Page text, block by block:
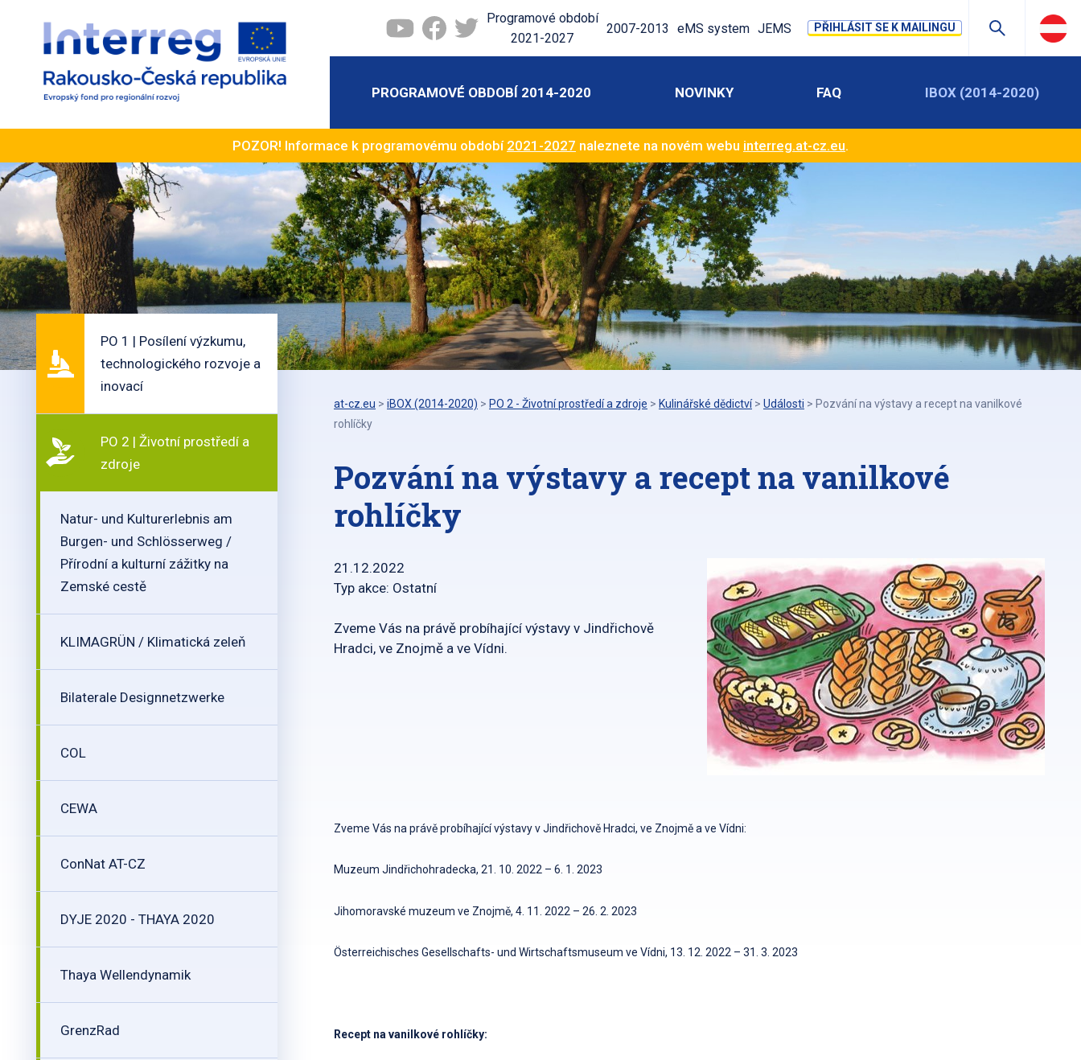
Programové období
2021-2027
2007-2013 eMS system JEMS PŘIHLÁSIT SE K MAILINGU
PROGRAMOVÉ OBDOBÍ 2014-2020 NOVINKY FAQ IBOX (2014-2020)
POZOR! Informace k programovému období 2021-2027 naleznete na novém webu interreg.at-cz.eu.
PO 1 | Posílení výzkumu,
technologického rozvoje a
inovací
PO 2 | Životní prostředí a
zdroje
Natur- und Kulturerlebnis am
Burgen- und Schlösserweg /
Přírodní a kulturní zážitky na
Zemské cestě
KLIMAGRÜN / Klimatická zeleň
Bilaterale Designnetzwerke
COL
CEWA
ConNat AT-CZ
DYJE 2020 - THAYA 2020
Thaya Wellendynamik
GrenzRad
at-cz.eu > iBOX (2014-2020) > PO 2 - Životní prostředí a zdroje > Kulinářské dědictví > Události > Pozvání na výstavy a recept na vanilkové
rohlíčky
Pozvání na výstavy a recept na vanilkové
rohlíčky
21.12.2022
Typ akce: Ostatní
Zveme Vás na právě probíhající výstavy v Jindřichově
Hradci, ve Znojmě a ve Vídni.
Zveme Vás na právě probíhající výstavy v Jindřichově Hradci, ve Znojmě a ve Vídni:
Muzeum Jindřichohradecka, 21. 10. 2022 – 6. 1. 2023
Jihomoravské muzeum ve Znojmě, 4. 11. 2022 – 26. 2. 2023
Österreichisches Gesellschafts- und Wirtschaftsmuseum ve Vídni, 13. 12. 2022 – 31. 3. 2023
Recept na vanilkové rohlíčky: